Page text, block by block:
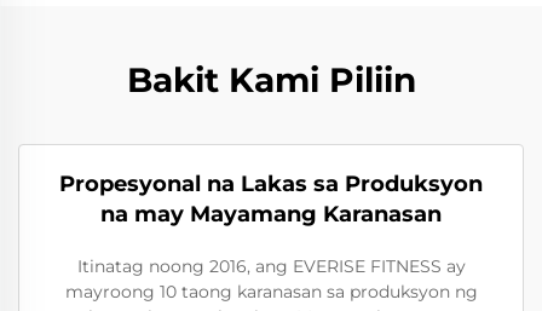
Bakit Kami Piliin
Propesyonal na Lakas sa Produksyon
na may Mayamang Karanasan
Itinatag noong 2016, ang EVERISE FITNESS ay
mayroong 10 taong karanasan sa produksyon ng